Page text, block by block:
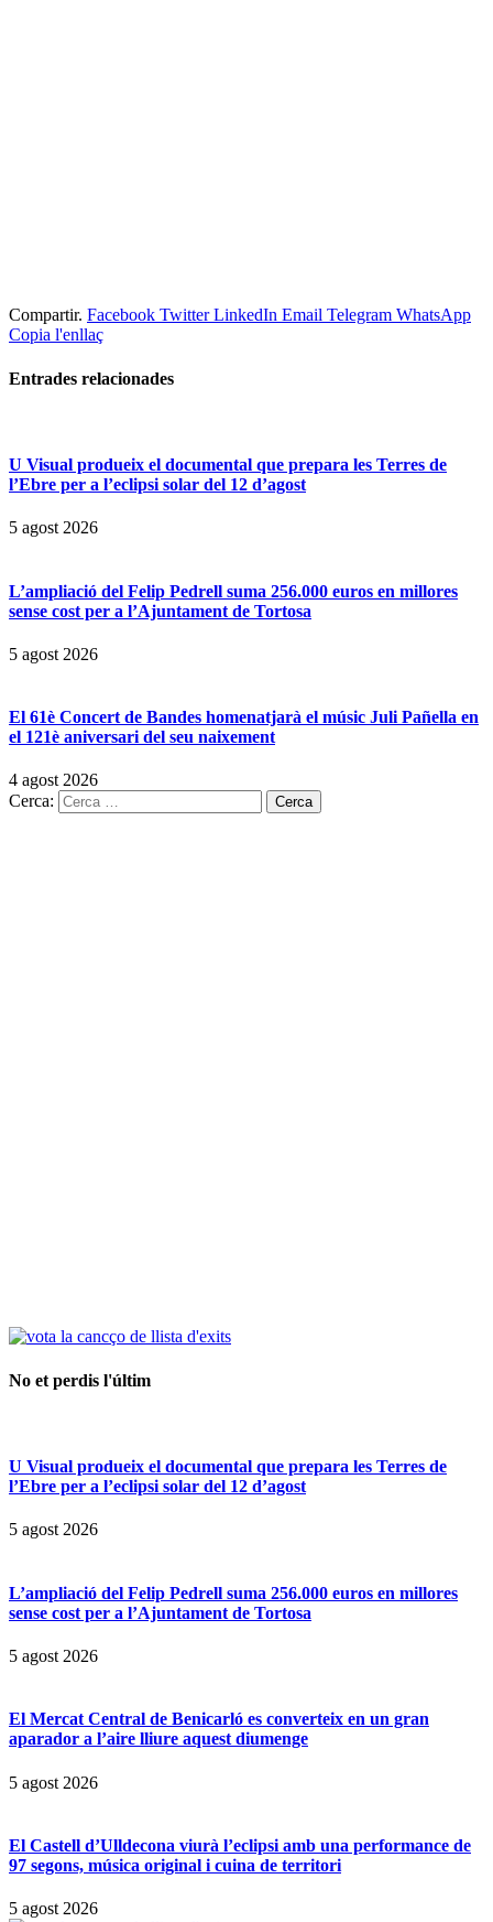
Compartir. Facebook Twitter LinkedIn Email Telegram WhatsApp
Copia l'enllaç
Entrades relacionades
U Visual produeix el documental que prepara les Terres de
l’Ebre per a l’eclipsi solar del 12 d’agost
5 agost 2026
L’ampliació del Felip Pedrell suma 256.000 euros en millores
sense cost per a l’Ajuntament de Tortosa
5 agost 2026
El 61è Concert de Bandes homenatjarà el músic Juli Pañella en
el 121è aniversari del seu naixement
4 agost 2026
Cerca:
No et perdis l'últim
U Visual produeix el documental que prepara les Terres de
l’Ebre per a l’eclipsi solar del 12 d’agost
5 agost 2026
L’ampliació del Felip Pedrell suma 256.000 euros en millores
sense cost per a l’Ajuntament de Tortosa
5 agost 2026
El Mercat Central de Benicarló es converteix en un gran
aparador a l’aire lliure aquest diumenge
5 agost 2026
El Castell d’Ulldecona viurà l’eclipsi amb una performance de
97 segons, música original i cuina de territori
5 agost 2026